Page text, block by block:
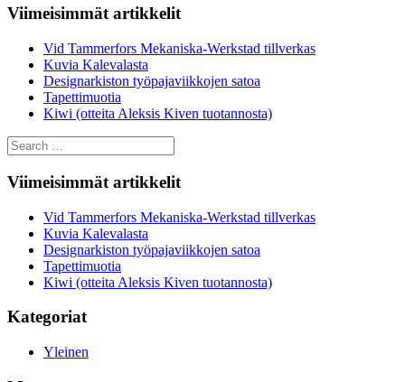
Viimeisimmät artikkelit
Vid Tammerfors Mekaniska-Werkstad tillverkas
Kuvia Kalevalasta
Designarkiston työpajaviikkojen satoa
Tapettimuotia
Kiwi (otteita Aleksis Kiven tuotannosta)
Search
for:
Viimeisimmät artikkelit
Vid Tammerfors Mekaniska-Werkstad tillverkas
Kuvia Kalevalasta
Designarkiston työpajaviikkojen satoa
Tapettimuotia
Kiwi (otteita Aleksis Kiven tuotannosta)
Kategoriat
Yleinen